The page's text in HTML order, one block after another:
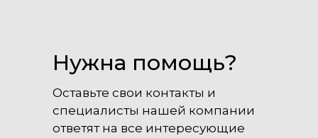
Нужна помощь?
Оставьте свои контакты и
специалисты нашей компании
ответят на все интересующие